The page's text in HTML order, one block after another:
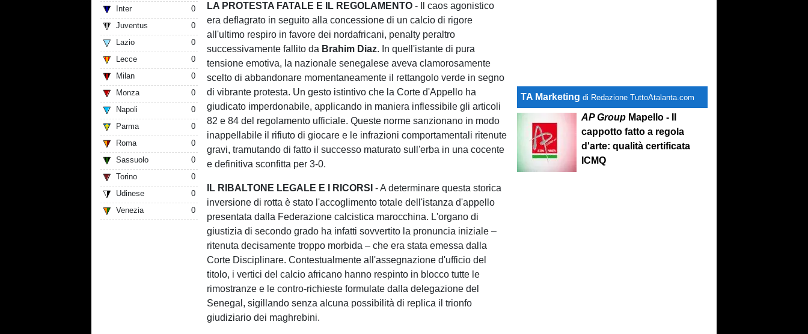
Inter
0
Juventus
0
Lazio
0
Lecce
0
Milan
0
Monza
0
Napoli
0
Parma
0
Roma
0
Sassuolo
0
Torino
0
Udinese
0
Venezia
0
LA PROTESTA FATALE E IL REGOLAMENTO - Il caos agonistico
era deflagrato in seguito alla concessione di un calcio di rigore
all'ultimo respiro in favore dei nordafricani, penalty peraltro
successivamente fallito da Brahim Diaz. In quell'istante di pura
tensione emotiva, la nazionale senegalese aveva clamorosamente
scelto di abbandonare momentaneamente il rettangolo verde in segno
di vibrante protesta. Un gesto istintivo che la Corte d'Appello ha
giudicato imperdonabile, applicando in maniera inflessibile gli articoli
82 e 84 del regolamento ufficiale. Queste norme sanzionano in modo
inappellabile il rifiuto di giocare e le infrazioni comportamentali ritenute
gravi, tramutando di fatto il successo maturato sull'erba in una cocente
e definitiva sconfitta per 3-0.
IL RIBALTONE LEGALE E I RICORSI - A determinare questa storica
inversione di rotta è stato l'accoglimento totale dell'istanza d'appello
presentata dalla Federazione calcistica marocchina. L'organo di
giustizia di secondo grado ha infatti sovvertito la pronuncia iniziale –
ritenuta decisamente troppo morbida – che era stata emessa dalla
Corte Disciplinare. Contestualmente all'assegnazione d'ufficio del
titolo, i vertici del calcio africano hanno respinto in blocco tutte le
rimostranze e le contro-richieste formulate dalla delegazione del
Senegal, sigillando senza alcuna possibilità di replica il trionfo
giudiziario dei maghrebini.
TA Marketing di Redazione TuttoAtalanta.com
AP Group Mapello - Il
cappotto fatto a regola
d'arte: qualità certificata
ICMQ